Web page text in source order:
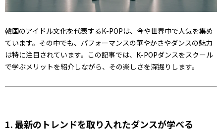
韓国のアイドル文化を代表するK-POPは、今や世界中で人気を集め
ています。その中でも、パフォーマンスの華やかさやダンスの魅力
は特に注目されています。この記事では、K-POPダンスをスクール
で学ぶメリットを紹介しながら、その楽しさを深掘りします。
1. 最新のトレンドを取り入れたダンスが学べる